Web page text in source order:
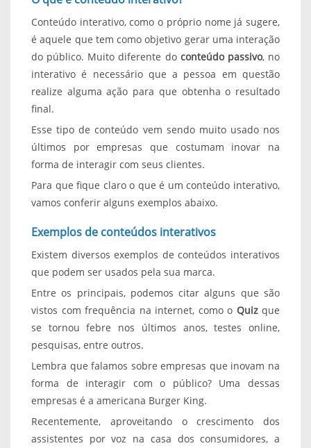
Conteúdo interativo, como o próprio nome já sugere,
é aquele que tem como objetivo gerar uma interação
do público. Muito diferente do conteúdo passivo, no
interativo é necessário que a pessoa em questão
realize alguma ação para que obtenha o resultado
final.
Esse tipo de conteúdo vem sendo muito usado nos
últimos por empresas que costumam inovar na
forma de interagir com seus clientes.
Para que fique claro o que é um conteúdo interativo,
vamos conferir alguns exemplos abaixo.
Exemplos de conteúdos interativos
Existem diversos exemplos de conteúdos interativos
que podem ser usados pela sua marca.
Entre os principais, podemos citar alguns que são
vistos com frequência na internet, como o Quiz que
se tornou febre nos últimos anos, testes online,
pesquisas, entre outros.
Lembra que falamos sobre empresas que inovam na
forma de interagir com o público? Uma dessas
empresas é a americana Burger King.
Recentemente, aproveitando o crescimento dos
assistentes por voz na casa dos consumidores, a